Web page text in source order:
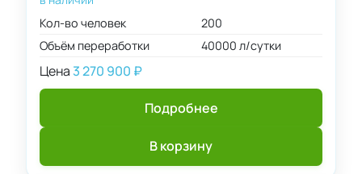
Кол-во человек
200
Объём переработки
40000 л/сутки
Цена 3 270 900 ₽
Подробнее
В корзину